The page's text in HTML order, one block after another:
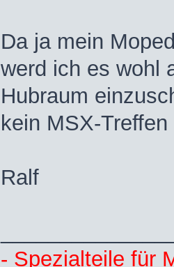
Da ja mein
werd ich es wohl
Hubraum
kein MSX-
Ralf
- Spezialteile für